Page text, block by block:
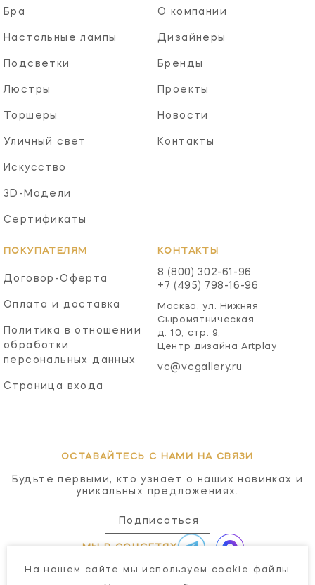
Бра
Настольные лампы
Подсветки
Люстры
Торшеры
Уличный свет
Искусство
3D-Модели
Сертификаты
О компании
Дизайнеры
Бренды
Проекты
Новости
Контакты
ПОКУПАТЕЛЯМ
Договор-Оферта
Оплата и доставка
Политика в отношении
обработки
персональных данных
Страница входа
КОНТАКТЫ
8 (800) 302-61-96
+7 (495) 798-16-96
Москва, ул. Нижняя
Сыромятническая
д. 10, стр. 9,
Центр дизайна Artplay
vc@vcgallery.ru
ОСТАВАЙТЕСЬ С НАМИ НА СВЯЗИ
Будьте первыми, кто узнает о наших новинках и
уникальных предложениях.
Подписаться
МЫ В СОЦСЕТЯХ
На нашем сайте мы используем cookie файлы